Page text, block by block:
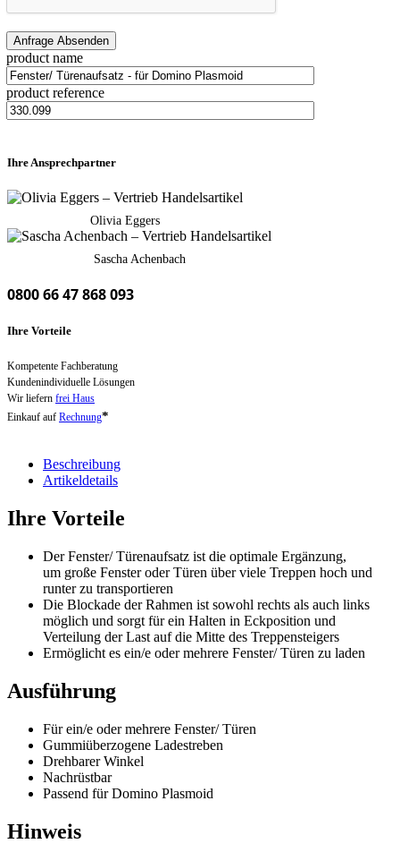
product name
product reference
Ihre Ansprechpartner
Olivia Eggers
Sascha Achenbach
0800 66 47 868 093
Ihre Vorteile
Kompetente Fachberatung
Kundenindividuelle Lösungen
Wir liefern frei Haus
Einkauf auf Rechnung*
Beschreibung
Artikeldetails
Ihre Vorteile
Der Fenster/ Türenaufsatz ist die optimale Ergänzung,
um große Fenster oder Türen über viele Treppen hoch und
runter zu transportieren
Die Blockade der Rahmen ist sowohl rechts als auch links
möglich und sorgt für ein Halten in Eckposition und
Verteilung der Last auf die Mitte des Treppensteigers
Ermöglicht es ein/e oder mehrere Fenster/ Türen zu laden
Ausführung
Für ein/e oder mehrere Fenster/ Türen
Gummiüberzogene Ladestreben
Drehbarer Winkel
Nachrüstbar
Passend für Domino Plasmoid
Hinweis